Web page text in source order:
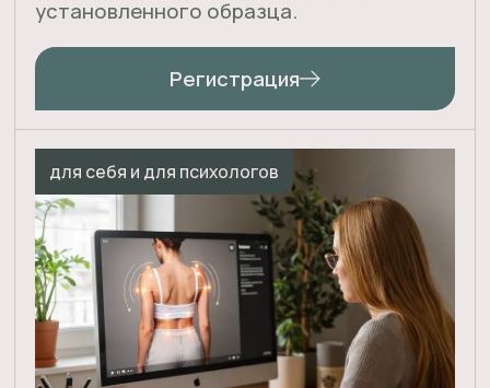
фильтров или оставить заявку на подбор
психолога по вашей теме.
Команда психологов Адекватно